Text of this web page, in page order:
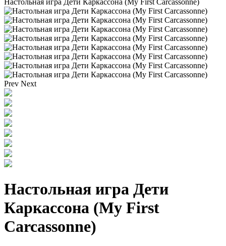
Настольная игра Дети Каркассона (My First Carcassonne)
Prev Next
Настольная игра Дети
Каркассона (My First
Carcassonne)